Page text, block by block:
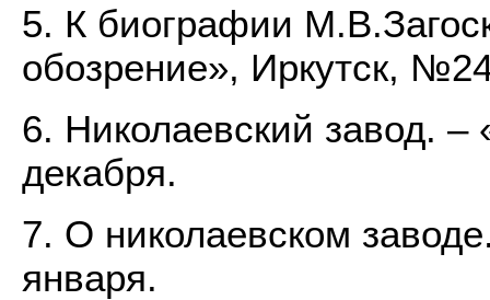
5. К биографии
обозрение», Иркутск,
6. Николаевский завод.
декабря.
7. О николаевском
января.